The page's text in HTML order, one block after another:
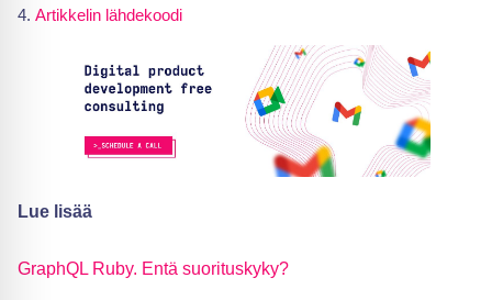
Artikkelin lähdekoodi
Lue lisää
GraphQL Ruby. Entä suorituskyky?